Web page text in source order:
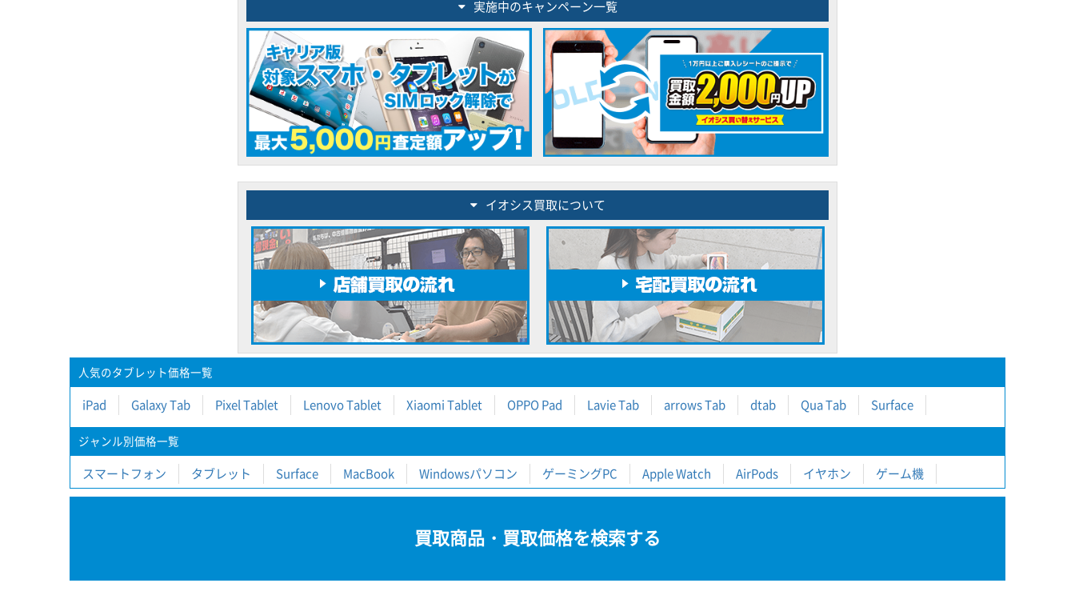
実施中のキャンペーン一覧
イオシス買取について
人気のタブレット価格一覧
iPad Galaxy Tab Pixel Tablet Lenovo Tablet Xiaomi Tablet OPPO Pad Lavie Tab arrows Tab dtab Qua Tab Surface
ジャンル別価格一覧
スマートフォン タブレット Surface MacBook Windowsパソコン ゲーミングPC Apple Watch AirPods イヤホン ゲーム機
買取商品・買取価格を検索する